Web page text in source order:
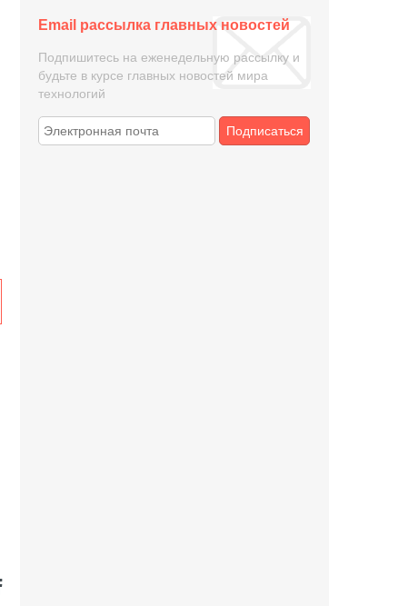
Email рассылка главных новостей
Подпишитесь на еженедельную рассылку и
будьте в курсе главных новостей мира
технологий
Подписаться